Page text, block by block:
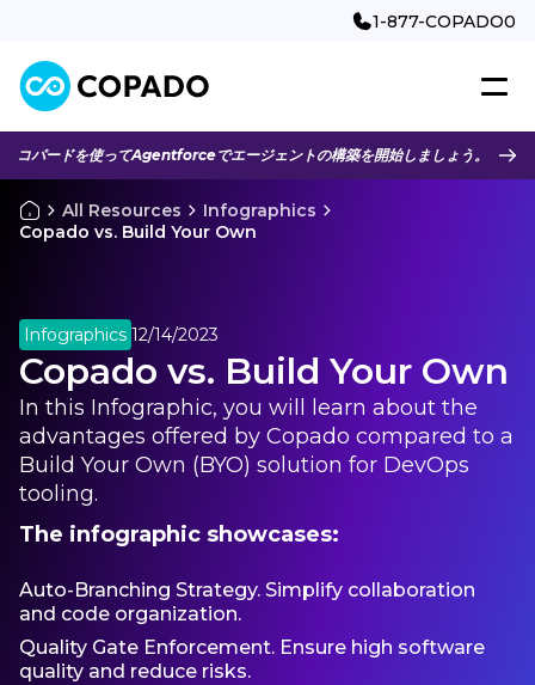
1-877-COPADO0
コパードを使ってAgentforceでエージェントの構築を開始しましょう。
All Resources
Infographics
Copado vs. Build Your Own
Infographics 12/14/2023
Copado vs. Build Your Own
In this Infographic, you will learn about the
advantages offered by Copado compared to a
Build Your Own (BYO) solution for DevOps
tooling.
The infographic showcases:
Auto-Branching Strategy. Simplify collaboration
and code organization.
Quality Gate Enforcement. Ensure high software
quality and reduce risks.